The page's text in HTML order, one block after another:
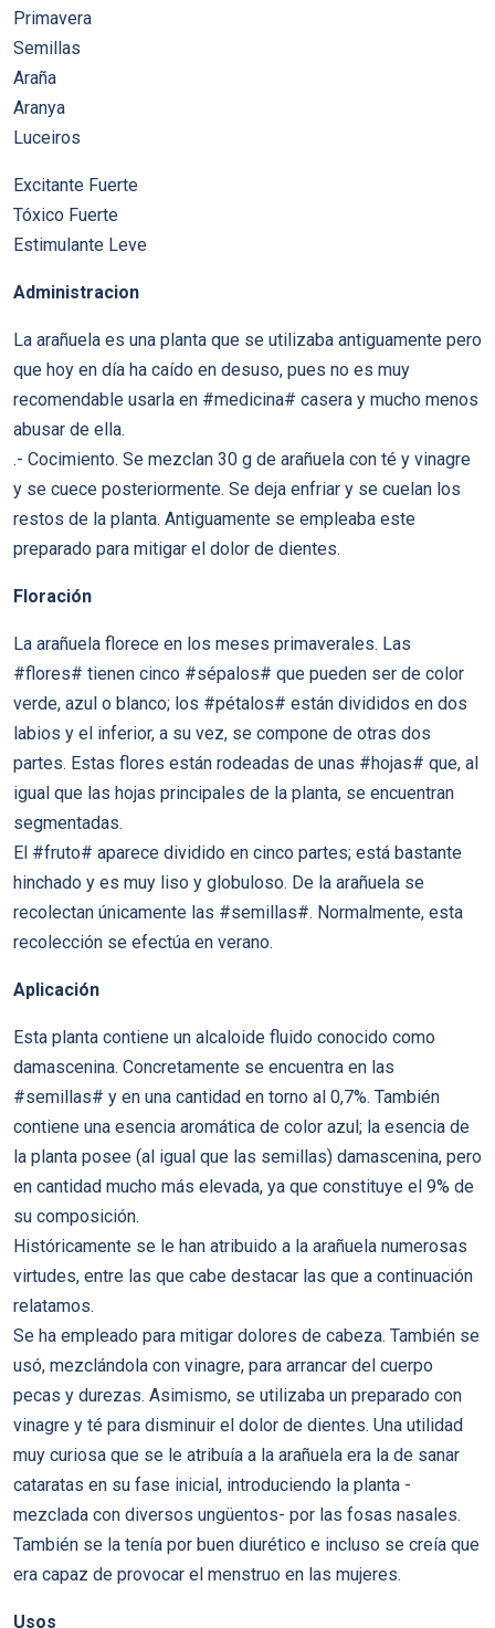
Primavera
Semillas
Araña
Aranya
Luceiros
Excitante Fuerte
Tóxico Fuerte
Estimulante Leve
Administracion
La arañuela es una planta que se utilizaba antiguamente pero
que hoy en día ha caído en desuso, pues no es muy
recomendable usarla en #medicina# casera y mucho menos
abusar de ella.
.- Cocimiento. Se mezclan 30 g de arañuela con té y vinagre
y se cuece posteriormente. Se deja enfriar y se cuelan los
restos de la planta. Antiguamente se empleaba este
preparado para mitigar el dolor de dientes.
Floración
La arañuela florece en los meses primaverales. Las
#flores# tienen cinco #sépalos# que pueden ser de color
verde, azul o blanco; los #pétalos# están divididos en dos
labios y el inferior, a su vez, se compone de otras dos
partes. Estas flores están rodeadas de unas #hojas# que, al
igual que las hojas principales de la planta, se encuentran
segmentadas.
El #fruto# aparece dividido en cinco partes; está bastante
hinchado y es muy liso y globuloso. De la arañuela se
recolectan únicamente las #semillas#. Normalmente, esta
recolección se efectúa en verano.
Aplicación
Esta planta contiene un alcaloide fluido conocido como
damascenina. Concretamente se encuentra en las
#semillas# y en una cantidad en torno al 0,7%. También
contiene una esencia aromática de color azul; la esencia de
la planta posee (al igual que las semillas) damascenina, pero
en cantidad mucho más elevada, ya que constituye el 9% de
su composición.
Históricamente se le han atribuido a la arañuela numerosas
virtudes, entre las que cabe destacar las que a continuación
relatamos.
Se ha empleado para mitigar dolores de cabeza. También se
usó, mezclándola con vinagre, para arrancar del cuerpo
pecas y durezas. Asimismo, se utilizaba un preparado con
vinagre y té para disminuir el dolor de dientes. Una utilidad
muy curiosa que se le atribuía a la arañuela era la de sanar
cataratas en su fase inicial, introduciendo la planta -
mezclada con diversos ungüentos- por las fosas nasales.
También se la tenía por buen diurético e incluso se creía que
era capaz de provocar el menstruo en las mujeres.
Usos